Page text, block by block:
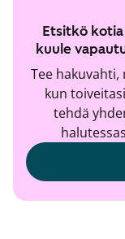
Etsitkö kotia
kuule
Tee
kun
tehdä